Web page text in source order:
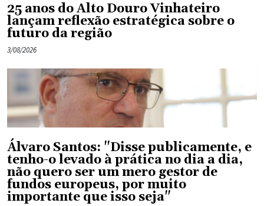
25 anos do Alto Douro Vinhateiro
lançam reflexão estratégica sobre o
futuro da região
3/08/2026
Álvaro Santos: "Disse publicamente, e
tenho-o levado à prática no dia a dia,
não quero ser um mero gestor de
fundos europeus, por muito
importante que isso seja"